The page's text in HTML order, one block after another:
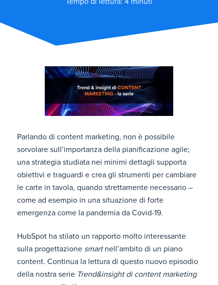
Parlando di content marketing, non è possibile
sorvolare sull’importanza della pianificazione agile;
una strategia studiata nei minimi dettagli supporta
obiettivi e traguardi e crea gli strumenti per cambiare
le carte in tavola, quando strettamente necessario –
come ad esempio in una situazione di forte
emergenza come la pandemia da Covid-19.
HubSpot ha stilato un rapporto molto interessante
sulla progettazione smartnell’ambito di un piano
content. Continua la lettura di questo nuovo episodio
della nostra serie Trend&insight di content marketing